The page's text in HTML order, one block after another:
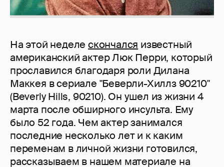
На этой неделескончался известный
американский актер Люк Перри, который
прославился благодаря роли Дилана
Маккея в сериале "Беверли-Хиллз 90210"
(Beverly Hills, 90210). Он ушел из жизни 4
марта после обширного инсульта. Ему
было 52 года. Чем актер занимался
последние несколько лет и к каким
переменам в личной жизни готовился,
рассказываем в нашем материале на